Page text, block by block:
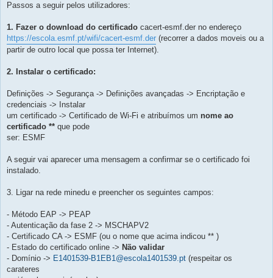
Passos a seguir pelos utilizadores:
1. Fazer o download do certificado cacert-esmf.der no endereço
https://escola.esmf.pt/wifi/cacert-esmf.der (recorrer a dados moveis ou a
partir de outro local que possa ter Internet).
2. Instalar o certificado:
Definições -> Segurança -> Definições avançadas -> Encriptação e
credenciais -> Instalar
um certificado -> Certificado de Wi-Fi e atribuímos um nome ao
certificado ** que pode
ser: ESMF
A seguir vai aparecer uma mensagem a confirmar se o certificado foi
instalado.
3. Ligar na rede minedu e preencher os seguintes campos:
- Método EAP -> PEAP
- Autenticação da fase 2 -> MSCHAPV2
- Certificado CA -> ESMF (ou o nome que acima indicou ** )
- Estado do certificado online -> Não validar
- Domínio -> E1401539-B1EB1@escola1401539.pt (respeitar os
carateres